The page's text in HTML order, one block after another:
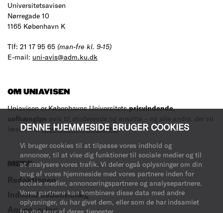
DENNE HJEMMESIDE BRUGER COOKIES
Vi bruger cookies til at tilpasse vores indhold og
annoncer, til at vise dig funktioner til sociale medier og til
at analysere vores trafik. Vi deler også oplysninger om din
brug af vores hjemmeside med vores partnere inden for
sociale medier, annonceringspartnere og analysepartnere.
Vores partnere kan kombinere disse data med andre
oplysninger, du har givet dem, eller som de har indsamlet
fra din brug af deres tjenester.
Universitetsavisen
Nørregade 10
1165 København K
Tlf: 21 17 95 65 (man-fre kl. 9-15)
E-mail: uni-avis@adm.ku.dk
OM UNIAVISEN
Uniavisen er Københavns Universitetsprisvindende,
uafhængige avis til studerende og ansatte – og alle andre, der vil
læse med.Læs mere om avisen her.
MERE
Redaktionen
Indsend debatindlæg
Annoncering